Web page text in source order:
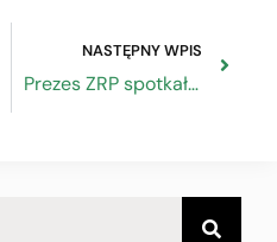
NASTĘPNY WPIS
Prezes ZRP spotkał się z Ministrem Obrony Narodowej